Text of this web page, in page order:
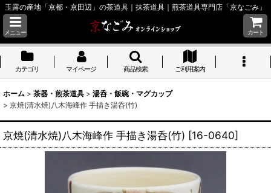
玉露の産地「京都・京田辺」の茶道具｜抹茶道具｜煎茶道具専門店「京なごみ」
メニュー カート
カテゴリ マイページ 商品検索 ご利用案内
ホーム > 茶器・煎茶道具 > 湯呑・飯碗・マグカップ
> 京焼(清水焼)八木海峰作 手描き湯呑(竹)
京焼(清水焼)八木海峰作 手描き湯呑(竹) [16-0640]